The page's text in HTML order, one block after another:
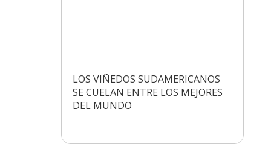
LOS VIÑEDOS SUDAMERICANOS
SE CUELAN ENTRE LOS MEJORES
DEL MUNDO